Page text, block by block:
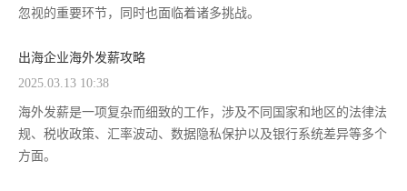
忽视的重要环节，同时也面临着诸多挑战。
出海企业海外发薪攻略
2025.03.13 10:38
海外发薪是一项复杂而细致的工作，涉及不同国家和地区的法律法
规、税收政策、汇率波动、数据隐私保护以及银行系统差异等多个
方面。